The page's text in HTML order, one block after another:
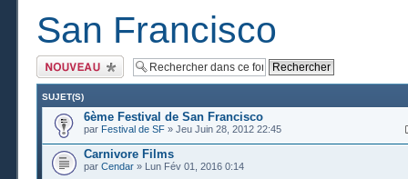
San Francisco
Publier un nouveau
sujet
SUJET(S)
6ème Festival de San Francisco
par Festival de SF » Jeu Juin 28, 2012 22:45
Carnivore Films
par Cendar » Lun Fév 01, 2016 0:14